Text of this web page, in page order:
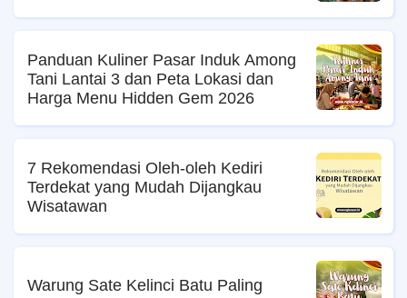
Panduan Kuliner Pasar Induk Among
Tani Lantai 3 dan Peta Lokasi dan
Harga Menu Hidden Gem 2026
7 Rekomendasi Oleh-oleh Kediri
Terdekat yang Mudah Dijangkau
Wisatawan
Warung Sate Kelinci Batu Paling